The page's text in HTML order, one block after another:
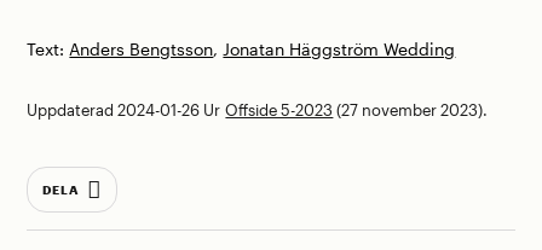
Text: Anders Bengtsson, Jonatan Häggström Wedding
Uppdaterad 2024-01-26 UrOffside 5-2023 (27 november 2023).
DELA